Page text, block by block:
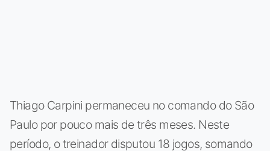
Thiago Carpini permaneceu no comando do São
Paulo por pouco mais de três meses. Neste
período, o treinador disputou 18 jogos, somando